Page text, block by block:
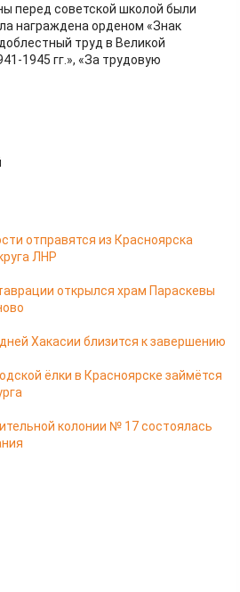
перед советской школой были
награждена орденом «Знак
труд в Великой
1945 гг.», «За трудовую
отправятся из Красноярска
ЛНР
открылся храм Параскевы
Хакасии близится к завершению
ёлки в Красноярске займётся
колонии № 17 состоялась